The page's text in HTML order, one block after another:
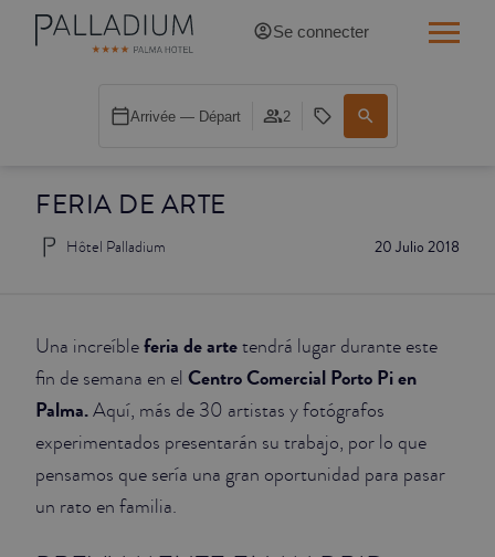
FERIA DE ARTE
20 Julio 2018
Hôtel Palladium
Una increíbleferia de artetendrá lugar durante este
fin de semana en el Centro Comercial Porto Pi en
Palma.Aquí, más de 30 artistas y fotógrafos
experimentados presentarán su trabajo, por lo que
pensamos que sería una gran oportunidad para pasar
un rato en familia.
Se connecter
Arrivée — Départ 2
SINGLE BALCON CATHÉDRALE
DOBLE RED
DOUBLE WHITE
DOUBLE INN CATHÉDRALE
SUPÉRIEURE